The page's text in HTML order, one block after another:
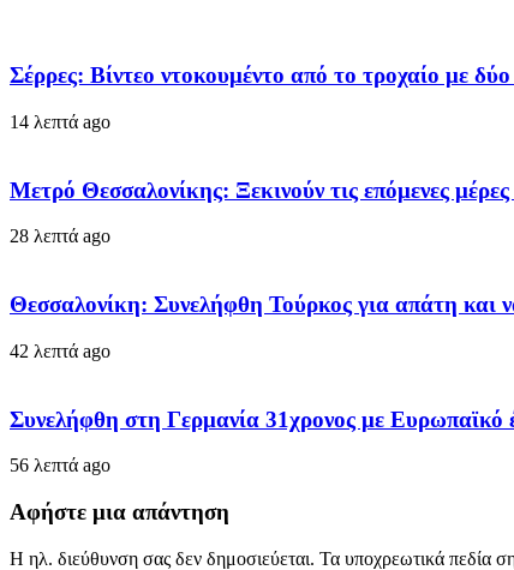
Σέρρες: Βίντεο ντοκουμέντο από το τροχαίο με
14 λεπτά ago
Μετρό Θεσσαλονίκης: Ξεκινούν τις επόμενες
28 λεπτά ago
Θεσσαλονίκη: Συνελήφθη Τούρκος για απάτη και
42 λεπτά ago
Συνελήφθη στη Γερμανία 31χρονος με Ευρωπαϊκό
56 λεπτά ago
Αφήστε μια απάντηση
Η ηλ. διεύθυνση σας δεν δημοσιεύεται. Τα υποχρεωτικά πεδία